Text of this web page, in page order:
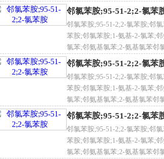
外 观无色至浅黄色油状液体
闪 点98 ℃
安全性描述S28；S36/37；S45；S60；S61
4、致突变性
DNA修复：大肠杆菌500μg/L。
微生物致突变：构巢曲霉200mg/L。
哺乳动物体细胞突变：仓鼠肺600μg/L。
邻氯苯胺生态学数据
1、该物质对环境有危害，建议不要让其进入
LC50：5.65mg/L（96h）（黑头呆鱼，动态）
EC50：4.2mg/L（24h），1.8mg/L（48h）（
90mg/L（48h），40mg/L（72h），35mg/L（
MITI-I测试，初始浓度100ppm，污泥浓度
氯苯
邻氯苯胺;95-51-2;2-氯苯
邻氯苯胺;95-51-2;2-氯苯胺;邻
苯胺;邻氯苯胺;1-氨基-2-氯苯;
氯苯;邻氨基氯苯;2-氨基氯苯邻
氯苯
邻氯苯胺;95-51-2;2-氯苯
邻氯苯胺;95-51-2;2-氯苯胺;邻
苯胺;邻氯苯胺;1-氨基-2-氯苯;
氯苯;邻氨基氯苯;2-氨基氯苯邻
氯苯
邻氯苯胺;95-51-2;2-氯苯
邻氯苯胺;95-51-2;2-氯苯胺;邻
苯胺;邻氯苯胺;1-氨基-2-氯苯;
氯苯;邻氨基氯苯;2-氨基氯苯邻